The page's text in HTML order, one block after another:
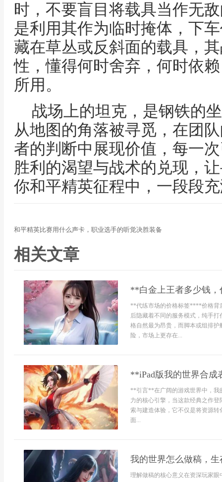
时，不要盲目将载具当作无
是利用其作为临时掩体，下
藏在草丛或反斜面的载具，
性，懂得何时舍弃，何时依
所用。
战场上的坦克，是钢铁的
从地图的角落被寻觅，在团
者的判断中展现价值，每一
胜利的渴望与战术的兑现，
你和平精英征程中，一段段
和平精英比赛用什么声卡，职业选手的听觉决胜装备
相关文章
**白金上王者多少钱
**代练市场的价格标签****价格背
后隐藏着不同的服务模式，纯手
格自然最为昂贵，而脚本或组排
险，市场上更存在...
**iPad版我的世界合
**引言**在广阔的游戏世界中，我
力的核心引擎，当这款经典之作
索与建造体验，它不仅是将资源
面...
我的世界怎么做稿，
理解做稿的核心意义在资深玩家